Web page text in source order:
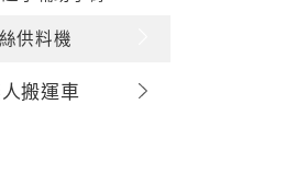
供料機
搬運車